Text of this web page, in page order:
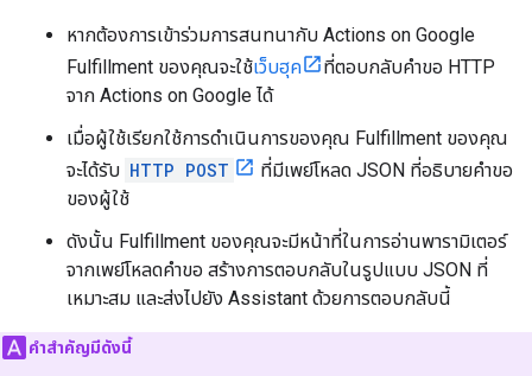
หากต้องการเข้าร่วมการสนทนากับ Actions on Google
Fulfillment ของคุณจะใช้เว็บฮุค
ที่ตอบกลับคำขอ HTTP
จาก Actions on Google ได้
เมื่อผู้ใช้เรียกใช้การดำเนินการของคุณ Fulfillment ของคุณ
จะได้รับ HTTP POST
ที่มีเพย์โหลด JSON ที่อธิบายคำขอ
ของผู้ใช้
ดังนั้น Fulfillment ของคุณจะมีหน้าที่ในการอ่านพารามิเตอร์
จากเพย์โหลดคำขอ สร้างการตอบกลับในรูปแบบ JSON ที่
เหมาะสม และส่งไปยัง Assistant ด้วยการตอบกลับนี้
คำสำคัญมีดังนี้